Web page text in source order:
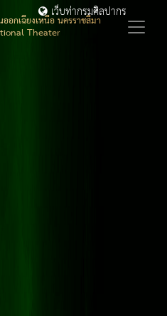
อกเฉียงเหนือ นครราชสีมา
Theater
เว็บท่ากรมศิลปากร